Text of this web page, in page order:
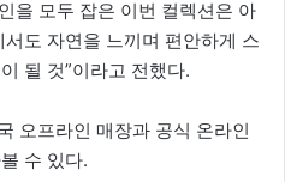
을 모두 잡은 이번 컬렉션은 아
도 자연을 느끼며 편안하게 스
될 것”이라고 전했다.
오프라인 매장과 공식 온라인
수 있다.